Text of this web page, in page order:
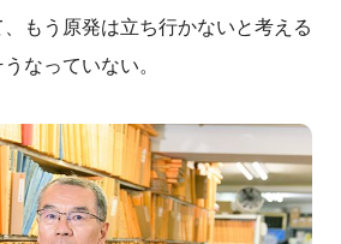
もう原発は立ち行かないと考える
なっていない。